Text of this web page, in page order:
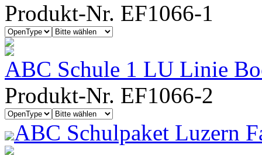
Produkt-Nr. EF1066-1
ABC Schule 1 LU Linie
Produkt-Nr. EF1066-2
ABC Schulpaket Luzern